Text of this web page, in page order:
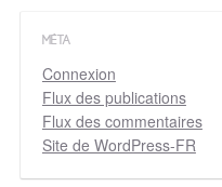
MÉTA
Connexion
Flux des publications
Flux des commentaires
Site de WordPress-FR